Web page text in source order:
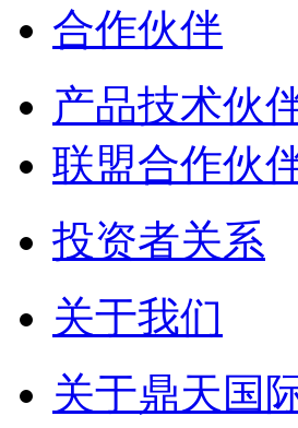
合作伙伴
产品技术伙
联盟合作伙
投资者关系
关于我们
关于鼎天国